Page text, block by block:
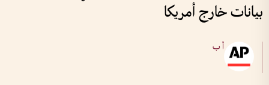
بيانات خارج أمريكا
أ ب